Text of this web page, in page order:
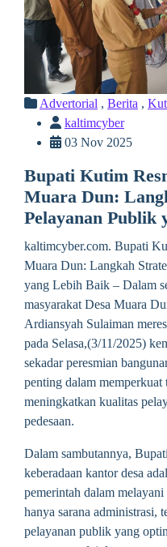
Advertorial , Berita ,
kaltimcyber
03 Nov 2025
Bupati Kutim
Muara Dun:
Pelayanan Publik
kaltimcyber.com. Bupati
Muara Dun: Langkah
yang Lebih Baik – Dalam
masyarakat Desa Muara
Ardiansyah Sulaiman
pada Selasa,(3/11/2025)
sekadar peresmian
penting dalam memperkuat
meningkatkan kualitas
pedesaan.
Dalam sambutannya,
keberadaan kantor desa
pemerintah dalam
hanya sarana administrasi,
pelayanan publik yang